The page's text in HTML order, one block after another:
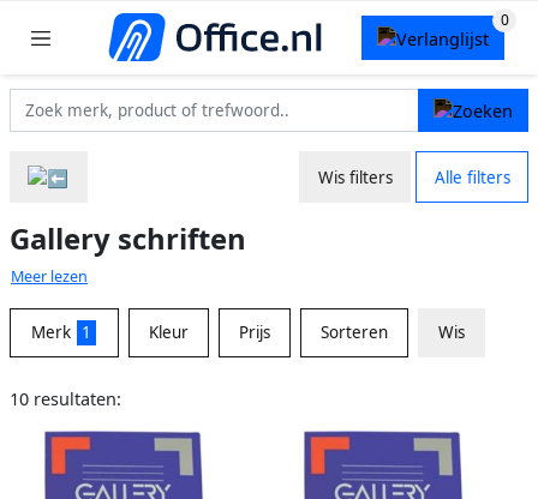
Wis filters Alle filters
Gallery schriften
Meer lezen
Merk 1 Kleur Prijs Sorteren Wis
10 resultaten: